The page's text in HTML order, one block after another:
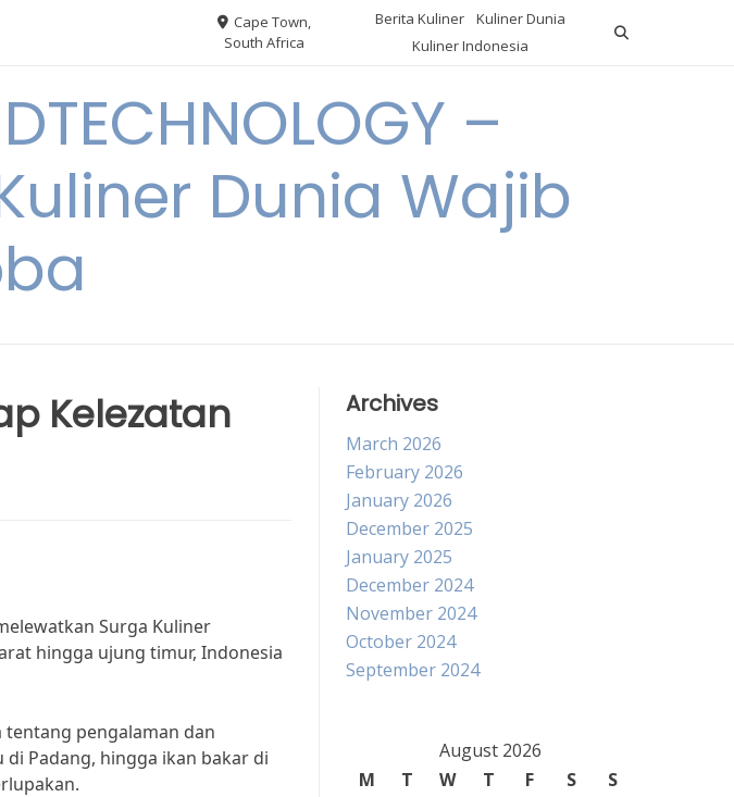
Cape Town,
South Africa
Berita Kuliner
Kuliner Dunia
Kuliner Indonesia
–
Dunia Wajib
Kelezatan
Surga Kuliner
hingga ujung timur, Indonesia
pengalaman dan
Padang, hingga ikan bakar di
Archives
March 2026
February 2026
January 2026
December 2025
January 2025
December 2024
November 2024
October 2024
September 2024
August 2026
M
T W T F S
S